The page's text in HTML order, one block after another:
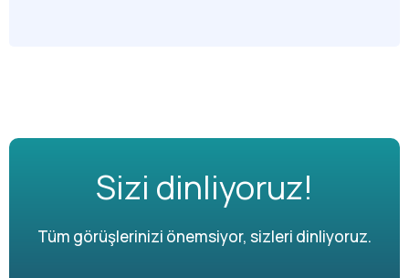
Sizi dinliyoruz!
Tüm görüşlerinizi önemsiyor, sizleri dinliyoruz.